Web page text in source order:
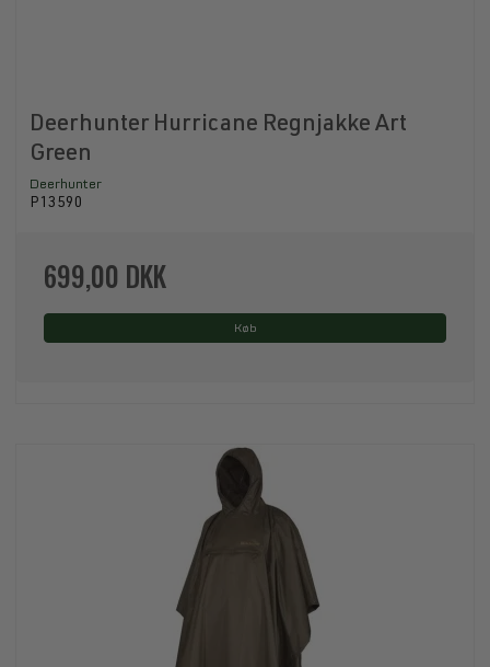
Deerhunter Hurricane Regnjakke Art
Green
Deerhunter
P13590
699,00 DKK
Køb